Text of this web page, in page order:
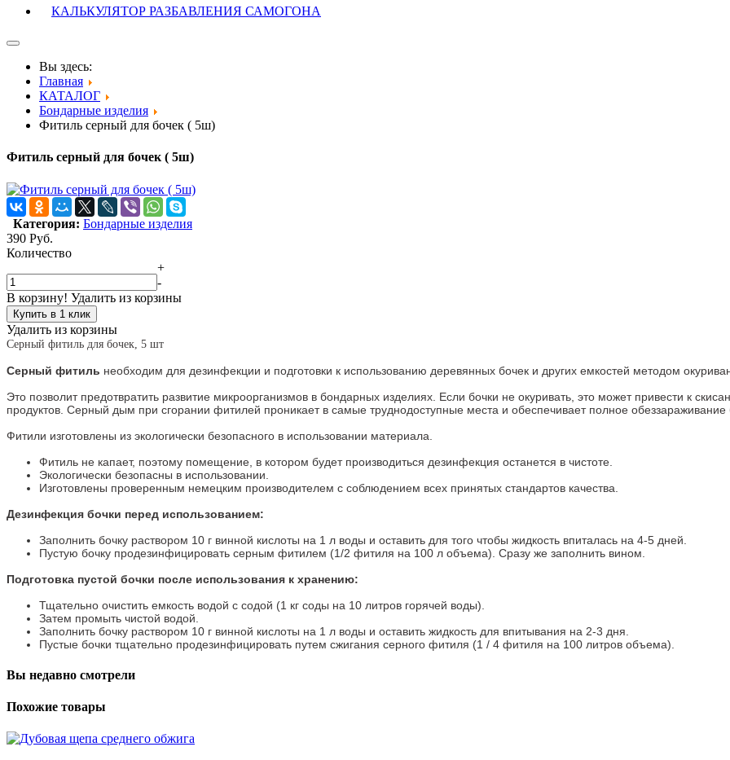
КАЛЬКУЛЯТОР РАЗБАВЛЕНИЯ САМОГОНА
Вы здесь:
Главная
КАТАЛОГ
Бондарные изделия
Фитиль серный для бочек ( 5ш)
Фитиль серный для бочек ( 5ш)
Категория: Бондарные изделия
390 Руб.
Количество
+
-
В корзину! Удалить из корзины
Купить в 1 клик
Удалить из корзины
Серный фитиль для бочек, 5 шт
Серный фитиль необходим для дезинфекции и подготовки к использованию деревянных бочек и других емкостей методом
Это позволит предотвратить развитие микроорганизмов в бондарных изделиях. Если бочки не окуривать, это может привести к
продуктов. Серный дым при сгорании фитилей проникает в самые труднодоступные места и обеспечивает полное обеззараживание
Фитили изготовлены из экологически безопасного в использовании материала.
Фитиль не капает, поэтому помещение, в котором будет производиться дезинфекция останется в чистоте.
Экологически безопасны в использовании.
Изготовлены проверенным немецким производителем с соблюдением всех принятых стандартов качества.
Дезинфекция бочки перед использованием:
Заполнить бочку раствором 10 г винной кислоты на 1 л воды и оставить для того чтобы жидкость впиталась на 4-5 дней.
Пустую бочку продезинфицировать серным фитилем (1/2 фитиля на 100 л объема). Сразу же заполнить вином.
Подготовка пустой бочки после использования к хранению:
Тщательно очистить емкость водой с содой (1 кг соды на 10 литров горячей воды).
Затем промыть чистой водой.
Заполнить бочку раствором 10 г винной кислоты на 1 л воды и оставить жидкость для впитывания на 2-3 дня.
Пустые бочки тщательно продезинфицировать путем сжигания серного фитиля (1 / 4 фитиля на 100 литров объема).
Вы недавно смотрели
Похожие товары